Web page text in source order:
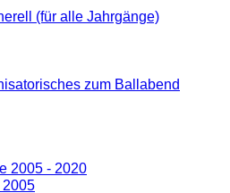
(für alle Jahrgänge)
zum Ballabend
2005 - 2020